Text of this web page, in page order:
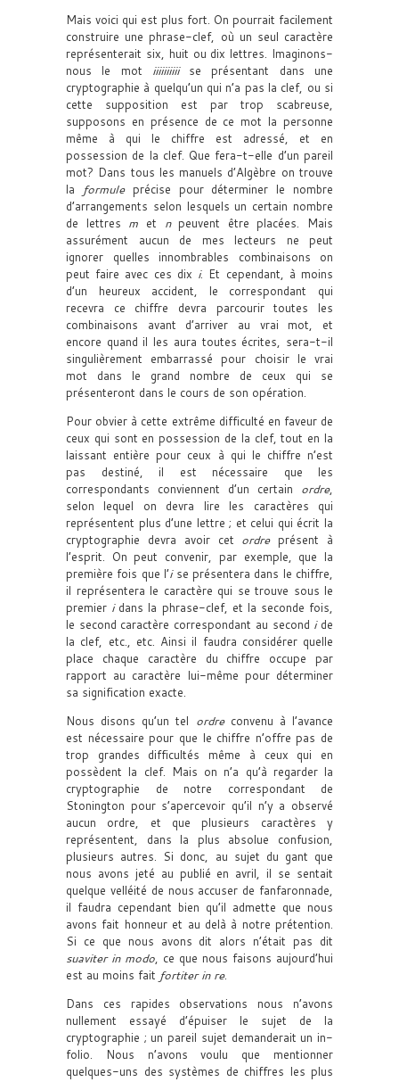
Mais voici qui est plus fort. On pourrait facilement
construire une phrase-clef, où un seul caractère
représenterait six, huit ou dix lettres. Imaginons-
nous le mot iiiiiiiiiise présentant dans une
cryptographie à quelqu’un qui n’a pas la clef, ou si
cette supposition est par trop scabreuse,
supposons en présence de ce mot la personne
même à qui le chiffre est adressé, et en
possession de la clef. Que fera-t-elle d’un pareil
mot? Dans tous les manuels d’Algèbre on trouve
la formuleprécise pour déterminer le nombre
d’arrangements selon lesquels un certain nombre
de lettres m et npeuvent être placées. Mais
assurément aucun de mes lecteurs ne peut
ignorer quelles innombrables combinaisons on
peut faire avec ces dix i. Et cependant, à moins
d’un heureux accident, le correspondant qui
recevra ce chiffre devra parcourir toutes les
combinaisons avant d’arriver au vrai mot, et
encore quand il les aura toutes écrites, sera-t-il
singulièrement embarrassé pour choisir le vrai
mot dans le grand nombre de ceux qui se
présenteront dans le cours de son opération.
Pour obvier à cette extrême difficulté en faveur de
ceux qui sont en possession de la clef, tout en la
laissant entière pour ceux à qui le chiffre n’est
pas destiné, il est nécessaire que les
correspondants conviennent d’un certain ordre,
selon lequel on devra lire les caractères qui
représentent plus d’une lettre ; et celui qui écrit la
cryptographie devra avoir cet ordreprésent à
l’esprit. On peut convenir, par exemple, que la
première fois que l’ise présentera dans le chiffre,
il représentera le caractère qui se trouve sous le
premier idans la phrase-clef, et la seconde fois,
le second caractère correspondant au second ide
la clef, etc., etc. Ainsi il faudra considérer quelle
place chaque caractère du chiffre occupe par
rapport au caractère lui-même pour déterminer
sa signification exacte.
Nous disons qu’un tel ordreconvenu à l’avance
est nécessaire pour que le chiffre n’offre pas de
trop grandes difficultés même à ceux qui en
possèdent la clef. Mais on n’a qu’à regarder la
cryptographie de notre correspondant de
Stonington pour s’apercevoir qu’il n’y a observé
aucun ordre, et que plusieurs caractères y
représentent, dans la plus absolue confusion,
plusieurs autres. Si donc, au sujet du gant que
nous avons jeté au publié en avril, il se sentait
quelque velléité de nous accuser de fanfaronnade,
il faudra cependant bien qu’il admette que nous
avons fait honneur et au delà à notre prétention.
Si ce que nous avons dit alors n’était pas dit
suaviter in modo, ce que nous faisons aujourd’hui
est au moins fait fortiter in re.
Dans ces rapides observations nous n’avons
nullement essayé d’épuiser le sujet de la
cryptographie ; un pareil sujet demanderait un in-
folio. Nous n’avons voulu que mentionner
quelques-uns des systèmes de chiffres les plus